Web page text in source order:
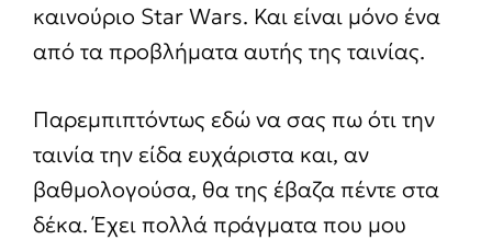
καινούριο Star Wars. Και είναι μόνο ένα
από τα προβλήματα αυτής της ταινίας.
Παρεμπιπτόντως εδώ να σας πω ότι την
ταινία την είδα ευχάριστα και, αν
βαθμολογούσα, θα της έβαζα πέντε στα
δέκα. Έχει πολλά πράγματα που μου